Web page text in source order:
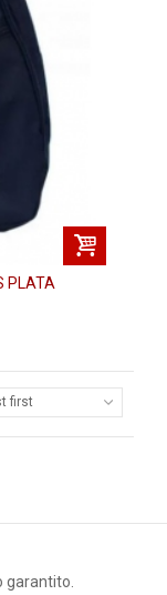
PLATA
first
garantito.